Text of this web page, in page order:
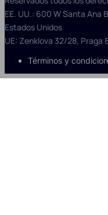
EE. UU.: 600 W Santa Ana
Estados Unidos
UE: Zenklova 32/28, Praga
Términos y